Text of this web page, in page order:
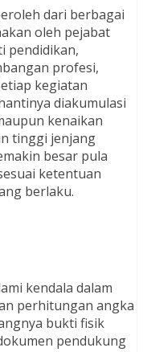
dari berbagai
oleh pejabat
pendidikan,
profesi,
kegiatan
diakumulasi
kenaikan
tinggi jenjang
besar pula
ketentuan
berlaku.
kendala dalam
perhitungan angka
bukti fisik
pendukung